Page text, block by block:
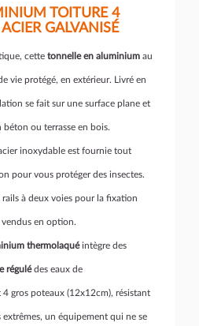
TOITURE 4
GALVANISÉ
cette tonnelle en aluminium au
vie protégé, en extérieur. Livré en
se fait sur une surface plane et
ou terrasse en bois.
inoxydable est fournie tout
pour vous protéger des insectes.
à deux voies pour la fixation
en option.
thermolaquéintègre des
régulédes eaux de
gros poteaux (12x12cm), résistant
un équipement qui ne se